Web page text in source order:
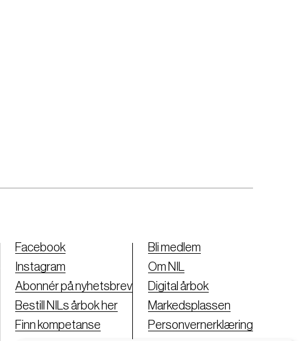
Facebook
Instagram
Abonnér på nyhetsbrev
Bestill NILs årbok her
Finn kompetanse
Bli medlem
Om NIL
Digital årbok
Markedsplassen
Personvernerklæring